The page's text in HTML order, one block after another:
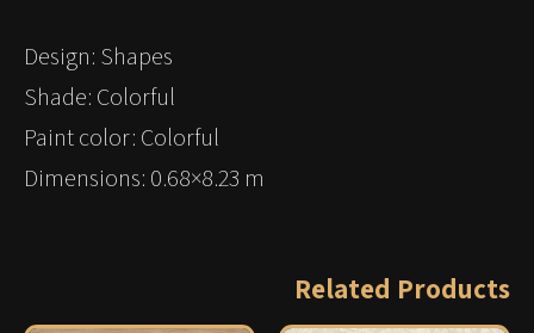
Design: Shapes
Shade: Colorful
Paint color: Colorful
Dimensions: 0.68×8.23 m
Related Products